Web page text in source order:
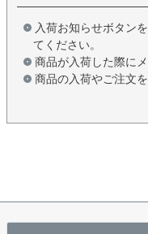
入荷お知らせボタン
てください。
商品が入荷した際に
商品の入荷やご注文